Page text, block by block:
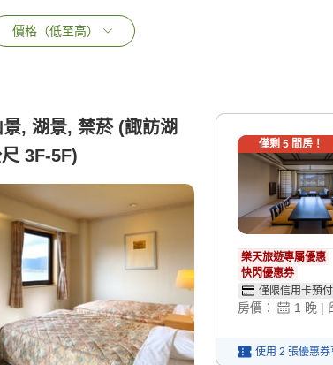
價格（低至高）
, 湖景, 禁菸 (諏訪湖
3F-5F)
僅剩 5間房！
樂天旅遊專屬優惠
快閃優惠券
僅限信用卡預付
房價： 1 晚 |
使用 2 張優惠券